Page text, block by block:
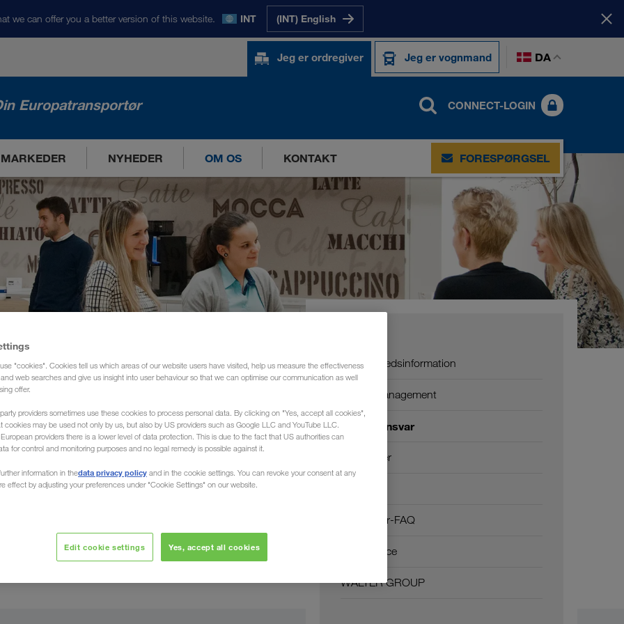
we can offer you a better version of this website. INT (INT) English
Jeg er ordregiver Jeg er vognmand DA
Europatransportør CONNECT-LOGIN
NYHEDER OM OS KONTAKT FORESPØRGSEL
vedvarende økonomiske succes er at få fat i de
Vi begyndte som en lille familievirksomhed - i
samfundet et vedvarende bidrag til økonomisk
med vores natur og miljø.
virksomhedsgrundlægger
Virksomhedsinformation
SHEQ-management
Socialt ansvar
Certifikater
Ordregiver-FAQ
Compliance
WALTER GROUP
"cookies". Cookies tell us which areas of our website users have visited, help us measure the effectiveness
web searches and give us insight into user behaviour so that we can optimise our communication as well
offer.
providers sometimes use these cookies to process personal data. By clicking on "Yes, accept all cookies",
cookies may be used not only by us, but also by US providers such as Google LLC and YouTube LLC.
providers there is a lower level of data protection. This is due to the fact that US authorities can
for control and monitoring purposes and no legal remedy is possible against it.
information in thedata privacy policy and in the cookie settings. You can revoke your consent at any
effect by adjusting your preferences under "Cookie Settings" on our website.
Edit cookie settings Yes, accept all cookies